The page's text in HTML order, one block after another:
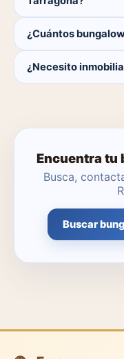
¿Cuántos
Tarragona. El
¿Necesito
Encuentra tu
Busca,
Buscar